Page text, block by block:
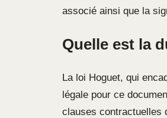
associé ainsi que la
Quelle est la
La loi Hoguet, qui
légale pour ce
clauses contractuelles